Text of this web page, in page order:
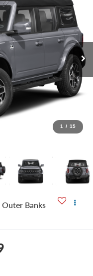
1 / 15
Outer Banks